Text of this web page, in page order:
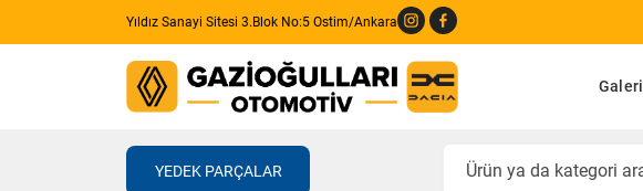
Yıldız Sanayi Sitesi 3.Blok No:5 Ostim/Ankara
Galeri
YEDEK PARÇALAR